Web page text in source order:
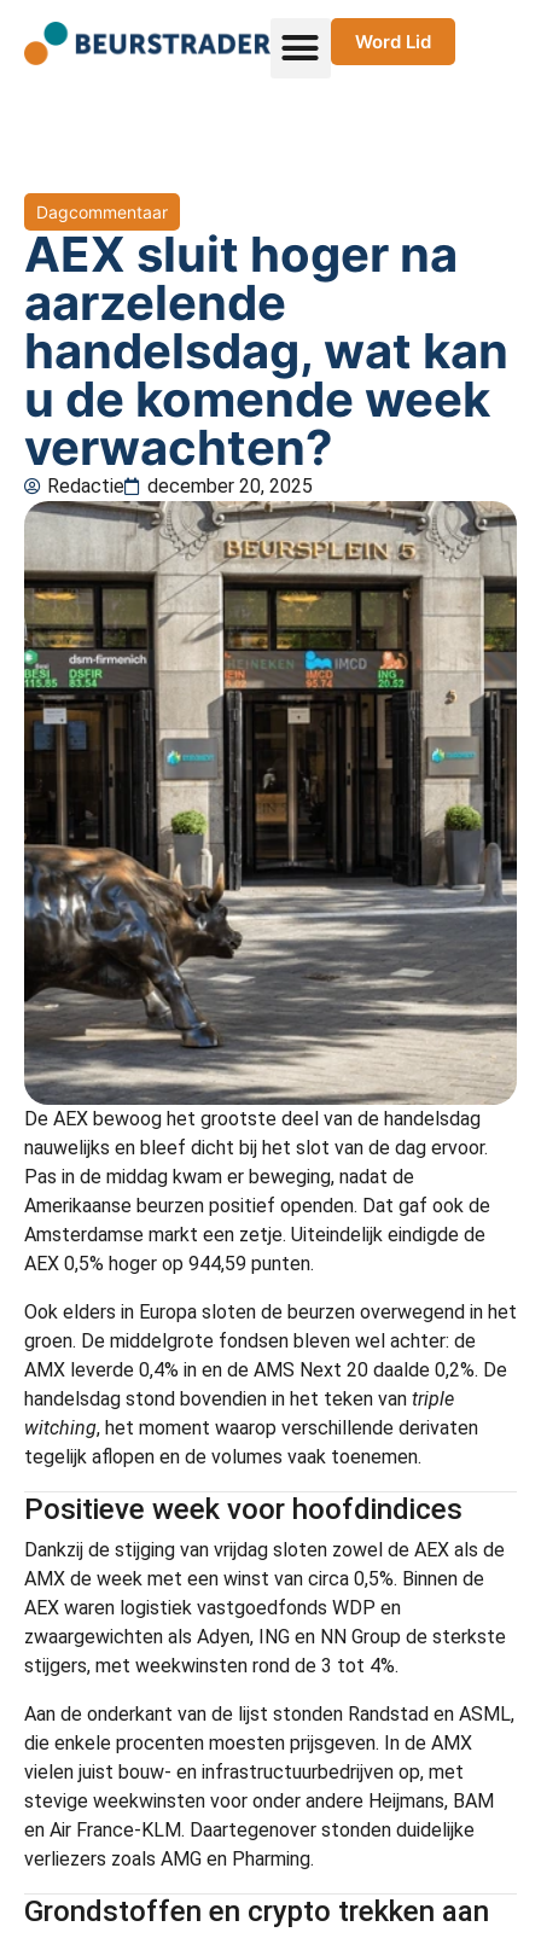
Word Lid
Dagcommentaar
AEX sluit hoger na
aarzelende
handelsdag, wat kan
u de komende week
verwachten?
Redactie december 20, 2025
De AEX bewoog het grootste deel van de handelsdag
nauwelijks en bleef dicht bij het slot van de dag ervoor.
Pas in de middag kwam er beweging, nadat de
Amerikaanse beurzen positief openden. Dat gaf ook de
Amsterdamse markt een zetje. Uiteindelijk eindigde de
AEX 0,5% hoger op 944,59 punten.
Ook elders in Europa sloten de beurzen overwegend in het
groen. De middelgrote fondsen bleven wel achter: de
AMX leverde 0,4% in en de AMS Next 20 daalde 0,2%. De
handelsdag stond bovendien in het teken van triple
witching, het moment waarop verschillende derivaten
tegelijk aflopen en de volumes vaak toenemen.
Positieve week voor hoofdindices
Dankzij de stijging van vrijdag sloten zowel de AEX als de
AMX de week met een winst van circa 0,5%. Binnen de
AEX waren logistiek vastgoedfonds WDP en
zwaargewichten als Adyen, ING en NN Group de sterkste
stijgers, met weekwinsten rond de 3 tot 4%.
Aan de onderkant van de lijst stonden Randstad en ASML,
die enkele procenten moesten prijsgeven. In de AMX
vielen juist bouw- en infrastructuurbedrijven op, met
stevige weekwinsten voor onder andere Heijmans, BAM
en Air France-KLM. Daartegenover stonden duidelijke
verliezers zoals AMG en Pharming.
Grondstoffen en crypto trekken aan